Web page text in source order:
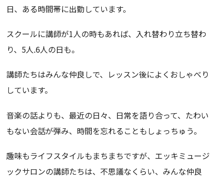
日、 ある時間帯に出勤しています。
スクールに講師が1人の時もあれば、入れ替わり立ち替わ
り、 5人.6人の日も。
講師たちはみんな仲良しで、 レッスン後によくおしゃべり
しています。
音楽の話よりも、最近の日々、日常を語り合って、 たわい
もない会話が弾み、時間を忘れることもしょっちゅう。
趣味もライフスタイルもまちまちですが、 エッキミュージ
ックサロンの講師たちは、不思議なくらい、 みんな仲良